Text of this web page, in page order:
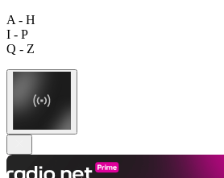
A - H
I - P
Q - Z